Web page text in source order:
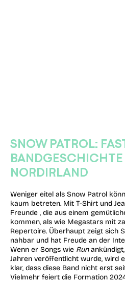
SNOW PATROL:
NORDIRLAND
Weniger eitel als Snow Patrol
kaum betreten. Mit T-Shirt und
Freunde , die aus einem
kommen, als wie Megastars mit
Repertoire. Überhaupt zeigt sich
nahbar und hat Freude an der
Wenn er Songs wie Run
Jahren veröffentlicht wurde, wird
klar, dass diese Band nicht erst
Vielmehr feiert die Formation